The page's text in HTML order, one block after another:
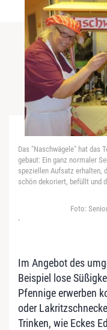
Das "Naschwägele" hat das
gebaut: Ein ganz normaler
speziellen Aufsatz erhalten,
schön dekoriert, befüllt und
Foto:
-
Im Angebot des
Beispiel lose
Pfennige erwerben
oder
Trinken, wie Eckes